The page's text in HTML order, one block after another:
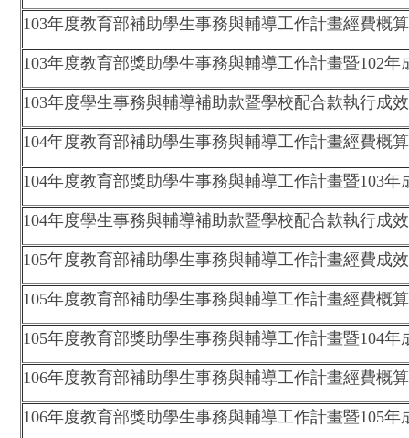
103年度教育部補助學生事務與輔導工作計畫經費概
103年度教育部獎助學生事務與輔導工作計畫暨102
103年度學生事務與輔導補助款暨學校配合款執行成
104年度教育部補助學生事務與輔導工作計畫經費概
104年度教育部獎助學生事務與輔導工作計畫暨103年
104年度學生事務與輔導補助款暨學校配合款執行成
105年度教育部補助學生事務與輔導工作計畫經費成
105年度教育部補助學生事務與輔導工作計畫經費概
105年度教育部獎助學生事務與輔導工作計畫暨104
106年度教育部補助學生事務與輔導工作計畫經費概
106年度教育部獎助學生事務與輔導工作計畫暨105